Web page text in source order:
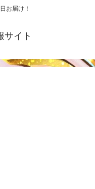
お届け！
サイト